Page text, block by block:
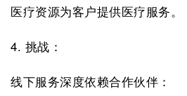
医疗资源为客户提供医疗服务。
4. 挑战：
线下服务深度依赖合作伙伴：